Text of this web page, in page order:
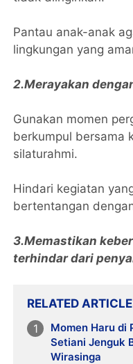
Pantau anak-anak
lingkungan yang
2.Merayakan
Gunakan momen
berkumpul bersama
silaturahmi.
Hindari kegiatan
bertentangan
3.Memastikan
terhindar dari
RELATED ARTICLE
Momen Haru di
Setiani Jenguk
Wirasinga